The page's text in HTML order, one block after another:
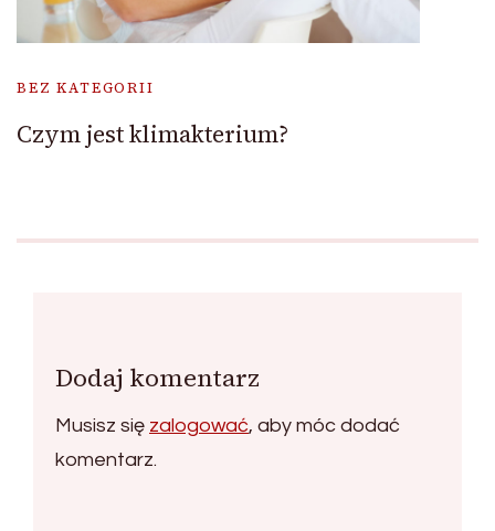
BEZ KATEGORII
Czym jest klimakterium?
Dodaj komentarz
Musisz się zalogować, aby móc dodać
komentarz.